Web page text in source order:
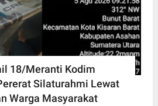
18/Meranti Kodim
Silaturahmi Lewat
Warga Masyarakat